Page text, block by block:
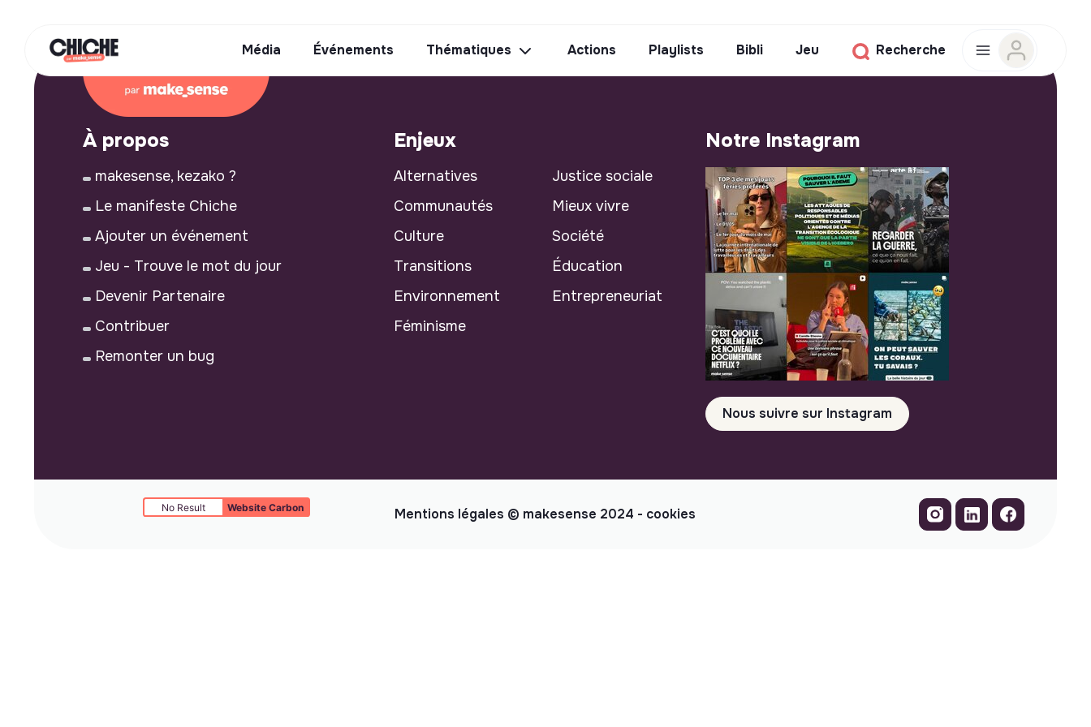
Média Événements Thématiques Actions Playlists Bibli Jeu Recherche
À propos
makesense, kezako ?
Le manifeste Chiche
Ajouter un événement
Jeu - Trouve le mot du jour
Devenir Partenaire
Contribuer
Remonter un bug
Enjeux
Alternatives
Communautés
Culture
Transitions
Environnement
Féminisme
Justice sociale
Mieux vivre
Société
Éducation
Entrepreneuriat
Notre Instagram
Nous suivre sur Instagram
No Result Website Carbon Mentions légales © makesense 2024 - cookies